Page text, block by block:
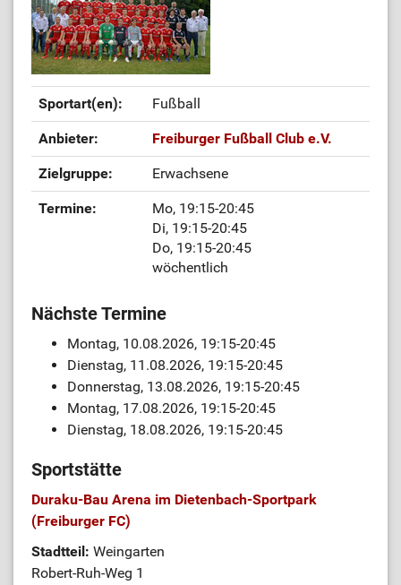
Sportart(en): Fußball
Anbieter: Freiburger Fußball Club e.V.
Zielgruppe: Erwachsene
Termine:
Mo, 19:15-20:45
Di, 19:15-20:45
Do, 19:15-20:45
wöchentlich
Nächste Termine
Montag, 10.08.2026, 19:15-20:45
Dienstag, 11.08.2026, 19:15-20:45
Donnerstag, 13.08.2026, 19:15-20:45
Montag, 17.08.2026, 19:15-20:45
Dienstag, 18.08.2026, 19:15-20:45
Sportstätte
Duraku-Bau Arena im Dietenbach-Sportpark
(Freiburger FC)
Stadtteil: Weingarten
Robert-Ruh-Weg 1